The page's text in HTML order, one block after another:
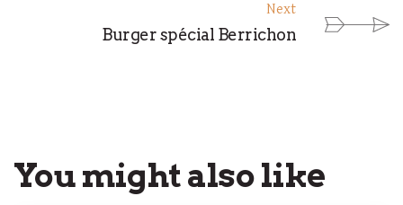
Next
Burger spécial Berrichon
You might also like